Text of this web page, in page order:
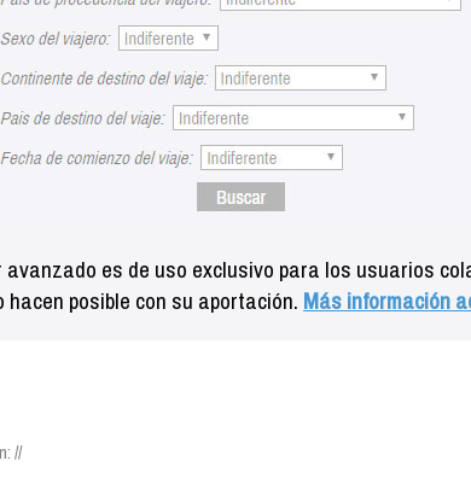
avanzado es de uso exclusivo para los usuarios
hacen posible con su aportación. Más información
//